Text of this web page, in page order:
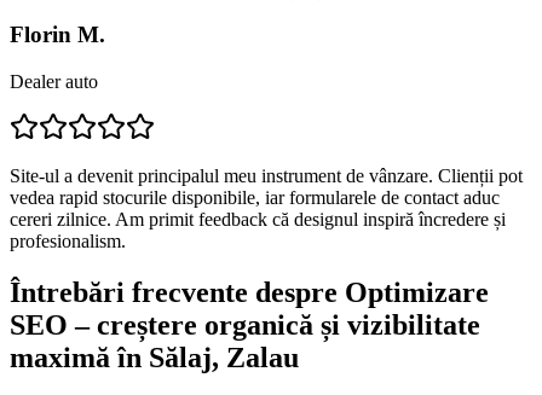
Florin M.
Dealer auto
Site-ul a devenit principalul meu instrument de vânzare. Clienții pot
vedea rapid stocurile disponibile, iar formularele de contact aduc
cereri zilnice. Am primit feedback că designul inspiră încredere și
profesionalism.
Întrebări frecvente despre Optimizare
SEO – creștere organică și vizibilitate
maximă în Sălaj, Zalau